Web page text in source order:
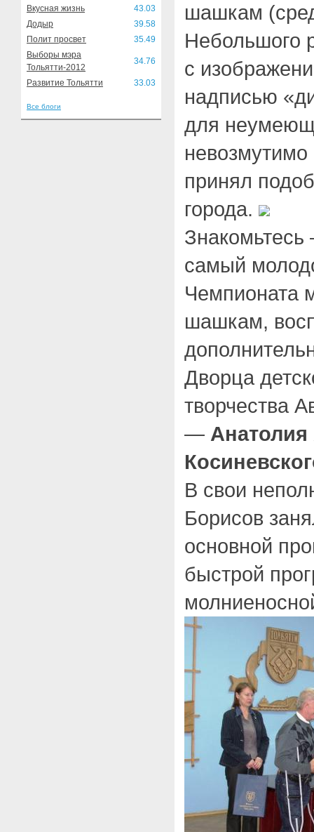
Вкусная жизнь
43.03
Додыр
39.58
Полит просвет
35.49
Выборы мэра
Тольятти-2012
34.76
Развитие Тольятти 33.03
Все блоги
шашкам
Небольшого
с
надписью
для
принял
города.
Знакомьтесь
самый
Чемпионата
шашкам,
Дворца
творчества
— Анатолия
В свои
Борисов
основной
быстрой